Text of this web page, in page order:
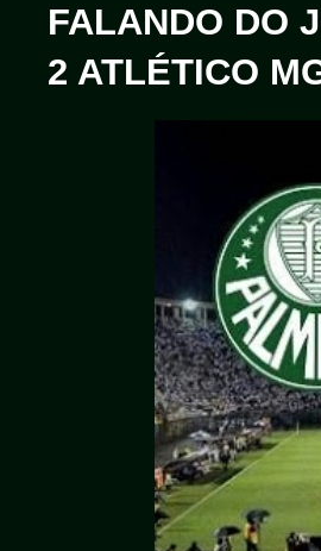
FALANDO DO
2 ATLÉTICO